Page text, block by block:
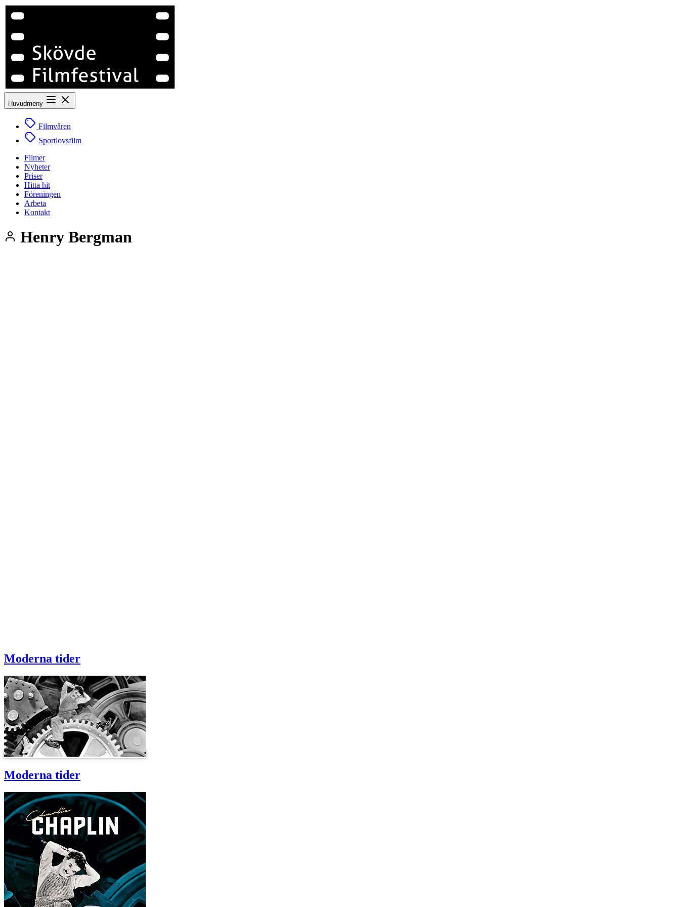
Huvudmeny
Filmvåren
Sportlovsfilm
Filmer
Nyheter
Priser
Hitta hit
Föreningen
Arbeta
Kontakt
Henry Bergman
Moderna tider
Moderna tider